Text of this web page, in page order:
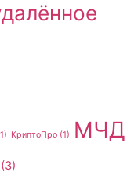
КриптоПро (1)
МЧД
(3)